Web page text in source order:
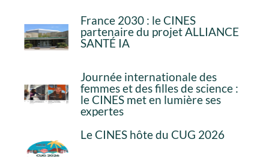
France 2030 : le CINES
partenaire du projet ALLIANCE
SANTÉ IA
Journée internationale des
femmes et des filles de science :
le CINES met en lumière ses
expertes
Le CINES hôte du CUG 2026